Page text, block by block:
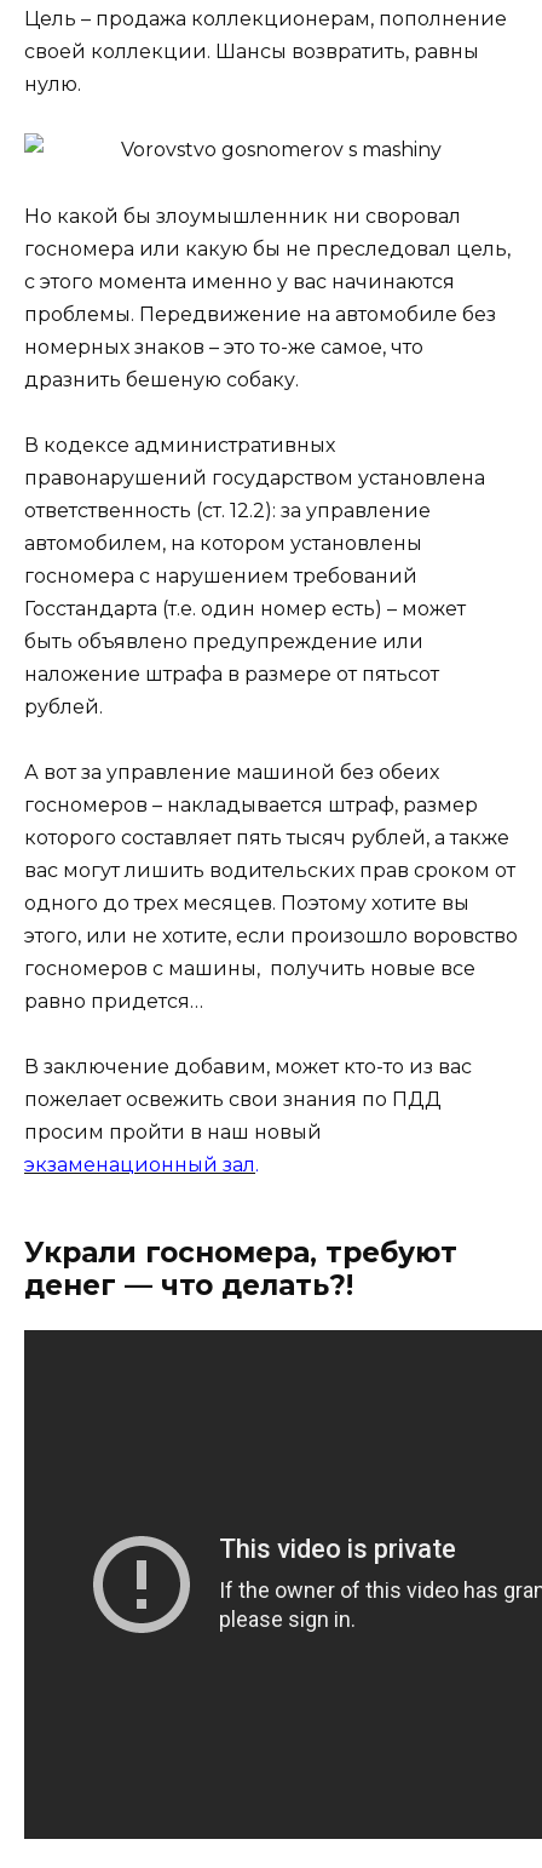
Цель – продажа коллекционерам, пополнение
своей коллекции. Шансы возвратить, равны
нулю.
Но какой бы злоумышленник ни своровал
госномера или какую бы не преследовал цель,
с этого момента именно у вас начинаются
проблемы. Передвижение на автомобиле без
номерных знаков – это то-же самое, что
дразнить бешеную собаку.
В кодексе административных
правонарушений государством установлена
ответственность (ст. 12.2): за управление
автомобилем, на котором установлены
госномера с нарушением требований
Госстандарта (т.е. один номер есть) – может
быть объявлено предупреждение или
наложение штрафа в размере от пятьсот
рублей.
А вот за управление машиной без обеих
госномеров – накладывается штраф, размер
которого составляет пять тысяч рублей, а также
вас могут лишить водительских прав сроком от
одного до трех месяцев. Поэтому хотите вы
этого, или не хотите, если произошло воровство
госномеров с машины, получить новые все
равно придется…
В заключение добавим, может кто-то из вас
пожелает освежить свои знания по ПДД
просим пройти в наш новый
экзаменационный зал.
Украли госномера, требуют
денег — что делать?!